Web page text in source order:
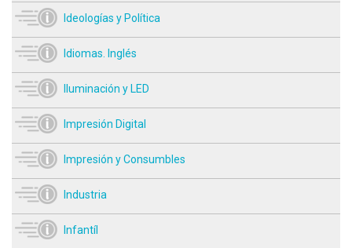
Ideologías y Política
Idiomas. Inglés
Iluminación y LED
Impresión Digital
Impresión y Consumbles
Industria
Infantíl